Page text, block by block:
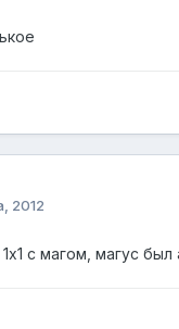
2012
с магом, магус был